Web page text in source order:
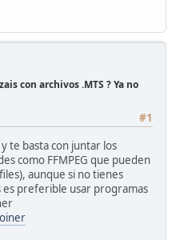
con archivos .MTS ? Ya no
#1
te basta con juntar los
como FFMPEG que pueden
aunque si no tienes
es preferible usar programas